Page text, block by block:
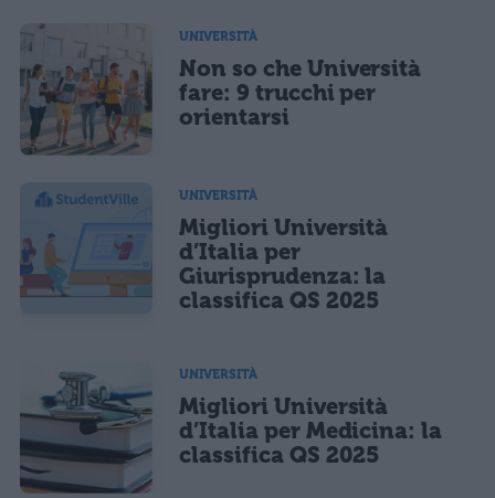
UNIVERSITÀ
Non so che Università
fare: 9 trucchi per
orientarsi
UNIVERSITÀ
Migliori Università
d’Italia per
Giurisprudenza: la
classifica QS 2025
UNIVERSITÀ
Migliori Università
d’Italia per Medicina: la
classifica QS 2025